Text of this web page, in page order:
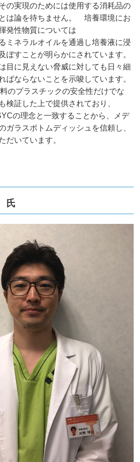
の実現のためには使用する消耗品の
は論を待ちません。 培養環境にお
発性物質については
ミネラルオイルを通過し培養液に浸
ぼすことが明らかにされています。
目に見えない脅威に対しても日々細
ばならないことを示唆しています。
のプラスチックの安全性だけでな
検証した上で提供されており、
の理念と一致することから、メデ
ガラスボトムディッシュを信頼し、
だいています。
氏